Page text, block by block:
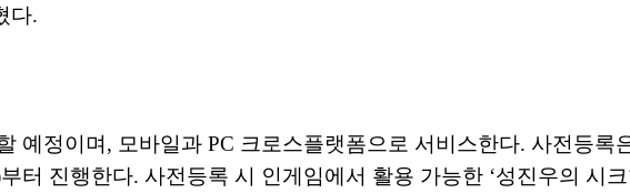
다.
예정이며, 모바일과 PC 크로스플랫폼으로 서비스한다. 사전등록
터 진행한다. 사전등록 시 인게임에서 활용 가능한 ‘성진우의 시